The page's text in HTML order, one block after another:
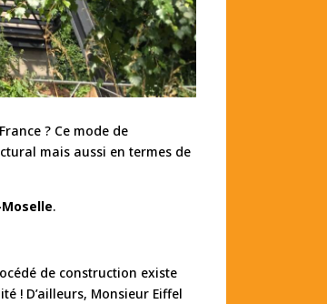
? Ce mode de
mais aussi en termes de
.
de construction existe
! D’ailleurs, Monsieur Eiffel